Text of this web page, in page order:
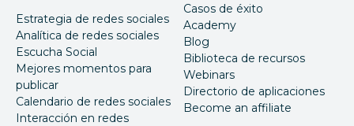
Estrategia de redes sociales
Analítica de redes sociales
Escucha Social
Mejores momentos para
publicar
Calendario de redes sociales
Interacción en redes
Casos de éxito
Academy
Blog
Biblioteca de recursos
Webinars
Directorio de aplicaciones
Become an affiliate